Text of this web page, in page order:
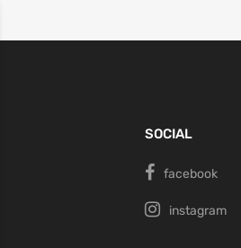
SOCIAL
facebook
instagram